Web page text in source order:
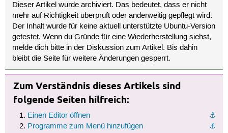
Dieser Artikel wurde archiviert. Das bedeutet, dass er nicht
mehr auf Richtigkeit überprüft oder anderweitig gepflegt wird.
Der Inhalt wurde für keine aktuell unterstützte Ubuntu-Version
getestet. Wenn du Gründe für eine Wiederherstellung siehst,
melde dich bitte in der Diskussion zum Artikel. Bis dahin
bleibt die Seite für weitere Änderungen gesperrt.
Zum Verständnis dieses Artikels sind
folgende Seiten hilfreich:
⚓︎
Einen Editor öffnen
⚓︎
Programme zum Menü hinzufügen